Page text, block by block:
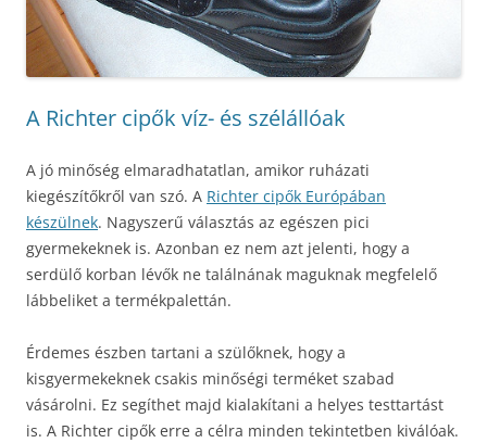
A Richter cipők víz- és szélállóak
A jó minőség elmaradhatatlan, amikor ruházati
kiegészítőkről van szó. A Richter cipők Európában
készülnek. Nagyszerű választás az egészen pici
gyermekeknek is. Azonban ez nem azt jelenti, hogy a
serdülő korban lévők ne találnának maguknak megfelelő
lábbeliket a termékpalettán.
Érdemes észben tartani a szülőknek, hogy a
kisgyermekeknek csakis minőségi terméket szabad
vásárolni. Ez segíthet majd kialakítani a helyes testtartást
is. A Richter cipők erre a célra minden tekintetben kiválóak.